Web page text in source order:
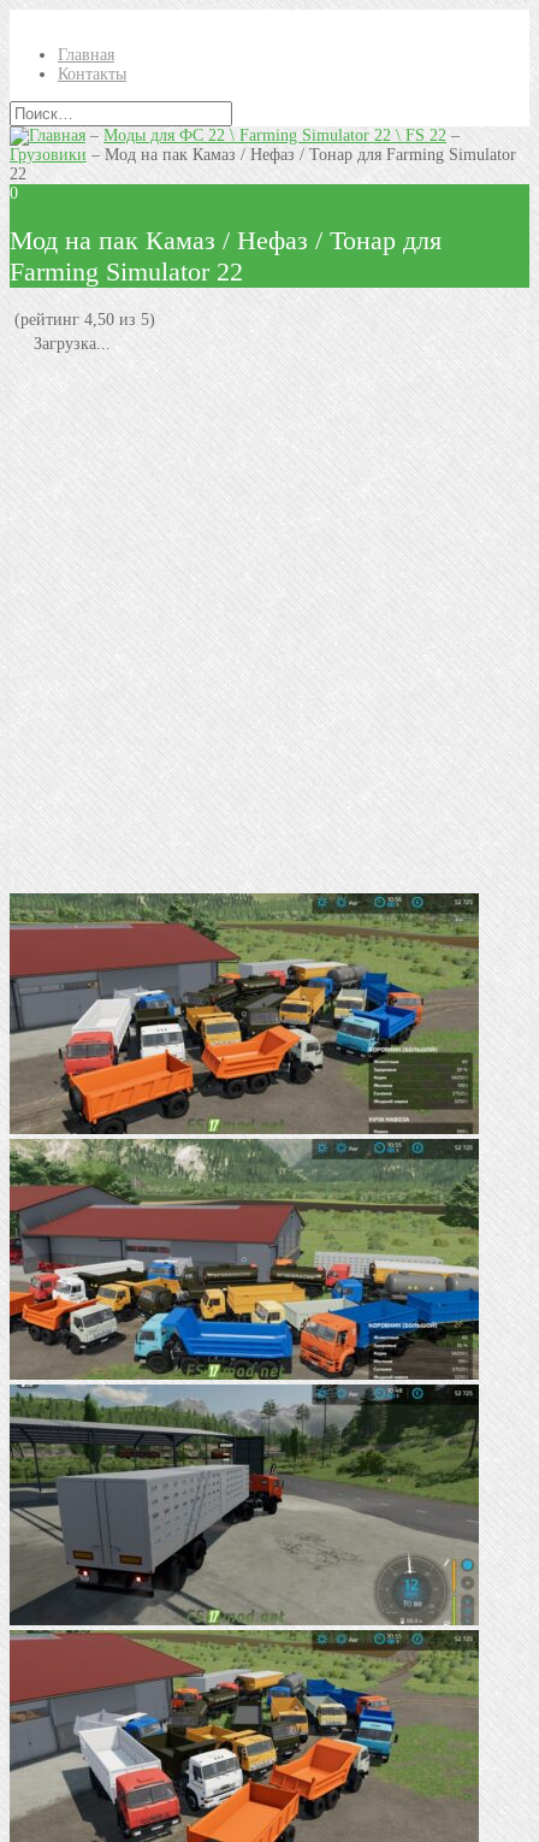
Главная
Контакты
–Моды для ФС 22 \ Farming Simulator 22 \ FS 22–
Грузовики – Мод на пак Камаз / Нефаз / Тонар для Farming Simulator
22
0
Мод на пак Камаз / Нефаз / Тонар для
Farming Simulator 22
(рейтинг 4,50 из 5)
Загрузка...